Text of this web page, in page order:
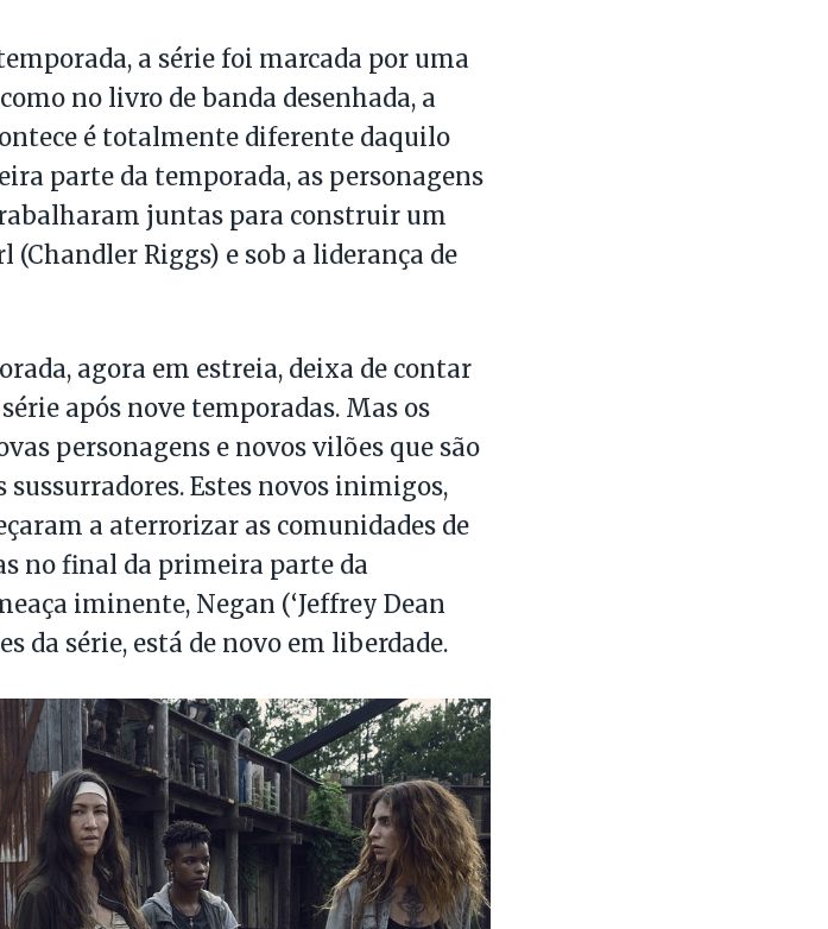
a série foi marcada por uma
no livro de banda desenhada, a
é totalmente diferente daquilo
parte da temporada, as personagens
juntas para construir um
(Chandler Riggs) e sob a liderança de
agora em estreia, deixa de contar
após nove temporadas. Mas os
personagens e novos vilões que são
Estes novos inimigos,
a aterrorizar as comunidades de
no final da primeira parte da
iminente, Negan (‘Jeffrey Dean
da série, está de novo em liberdade.